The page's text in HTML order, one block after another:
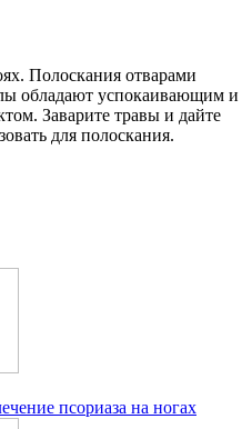
Полоскания отварами
обладают успокаивающим и
Заварите травы и дайте
для полоскания.
псориаза на ногах